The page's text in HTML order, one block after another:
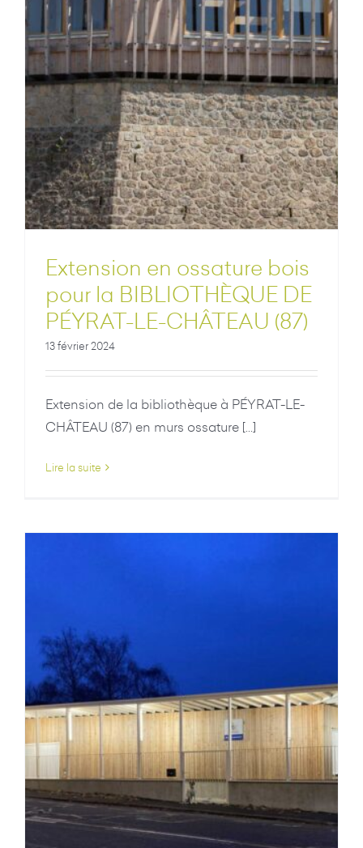
Extension en ossature bois
pour la BIBLIOTHÈQUE DE
PÉYRAT-LE-CHÂTEAU (87)
13 février 2024
Extension de la bibliothèque à PÉYRAT-LE-
CHÂTEAU (87) en murs ossature [...]
Lire la suite